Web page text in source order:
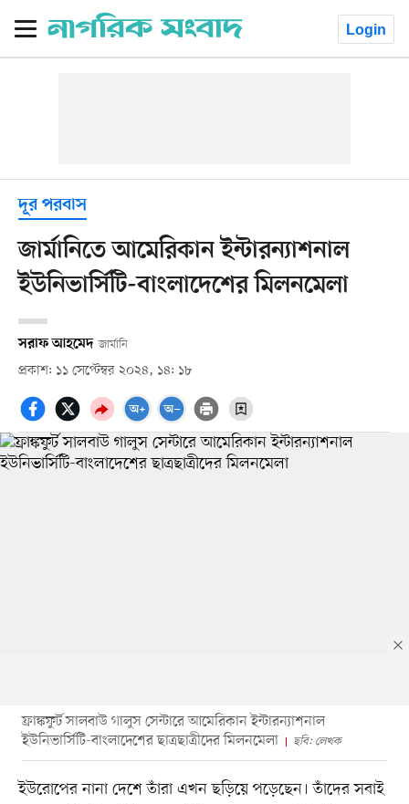
Login
দূর পরবাস
জার্মানিতে আমেরিকান ইন্টারন্যাশনাল
ইউনিভার্সিটি-বাংলাদেশের মিলনমেলা
সরাফ আহমেদ জার্মানি
প্রকাশ: ১১ সেপ্টেম্বর ২০২৪, ১৪: ১৮
ফ্রাঙ্কফুর্ট সালবাউ গালুস সেন্টারে আমেরিকান ইন্টারন্যাশনাল
ইউনিভার্সিটি-বাংলাদেশের ছাত্রছাত্রীদের মিলনমেলা
ছবি: লেখক
ইউরোপের নানা দেশে তাঁরা এখন ছড়িয়ে পড়েছেন। তাঁদের সবাই